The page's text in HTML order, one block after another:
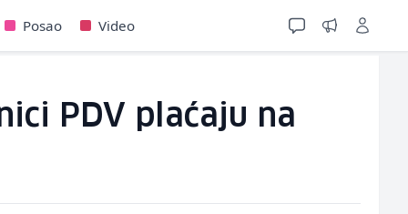
Posao Video
PDV plaćaju na